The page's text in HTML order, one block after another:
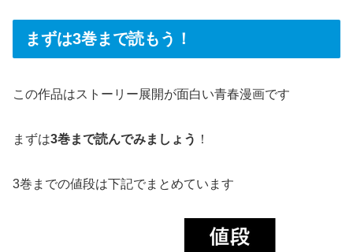
まずは3巻まで読もう！
この作品はストーリー展開が面白い青春漫画です
まずは3巻まで読んでみましょう ！
3巻までの値段は下記でまとめています